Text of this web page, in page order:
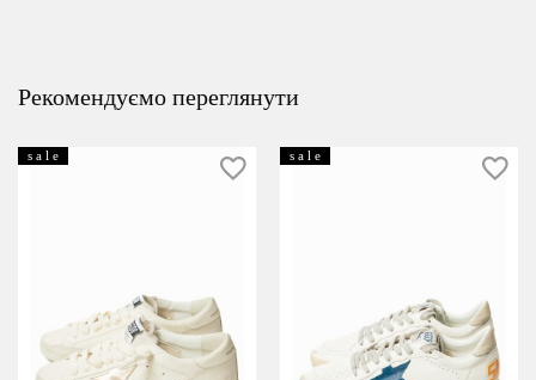
Рекомендуємо переглянути
s a l e s a l e